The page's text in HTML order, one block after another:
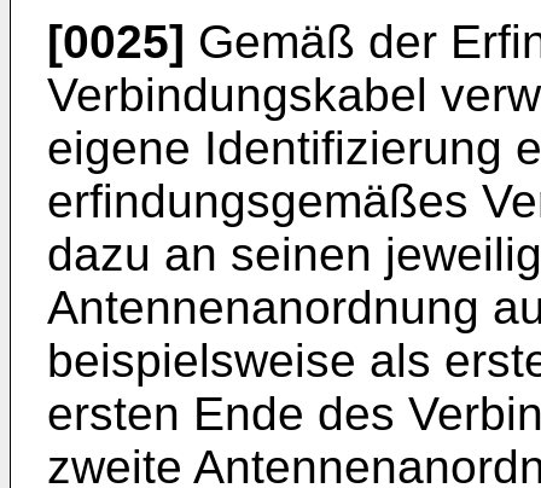
[0025] Gemäß der
Verbindungskabel
eigene Identifizierung
erfindungsgemäßes
dazu an seinen
Antennenanordnung
beispielsweise als
ersten Ende des
zweite